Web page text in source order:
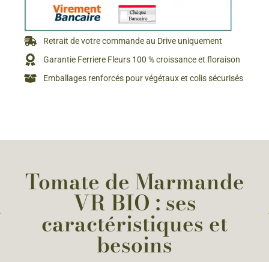
Retrait de votre commande au Drive uniquement
Garantie Ferriere Fleurs 100 % croissance et floraison
Emballages renforcés pour végétaux et colis sécurisés
Tomate de Marmande
VR BIO : ses
caractéristiques et
besoins